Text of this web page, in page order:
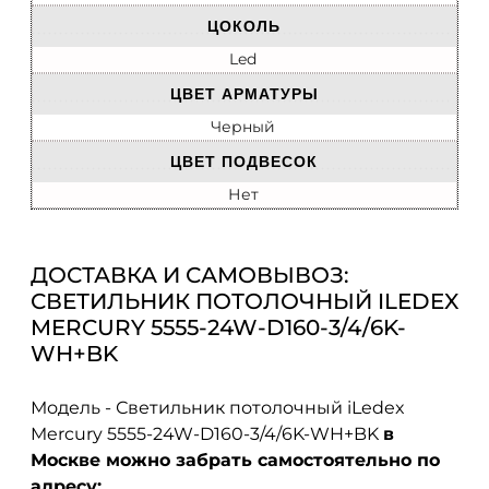
ЦОКОЛЬ
Led
ЦВЕТ АРМАТУРЫ
Черный
ЦВЕТ ПОДВЕСОК
Нет
ДОСТАВКА И САМОВЫВОЗ:
СВЕТИЛЬНИК ПОТОЛОЧНЫЙ ILEDEX
MERCURY 5555-24W-D160-3/4/6K-
WH+BK
Модель - Светильник потолочный iLedex
Mercury 5555-24W-D160-3/4/6K-WH+BK в
Москве можно забрать самостоятельно по